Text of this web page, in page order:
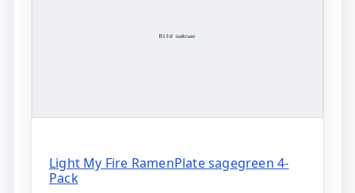
Light My Fire RamenPlate sagegreen 4-
Pack